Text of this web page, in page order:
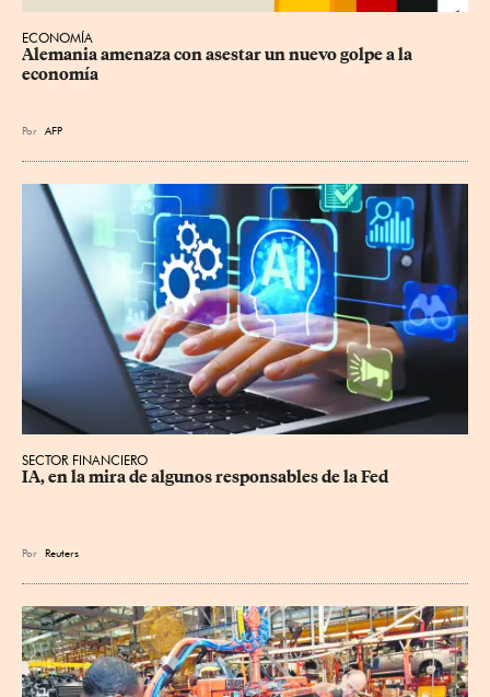
ECONOMÍA
Alemania amenaza con asestar un nuevo golpe a la
economía
Por AFP
SECTOR FINANCIERO
IA, en la mira de algunos responsables de la Fed
Por Reuters